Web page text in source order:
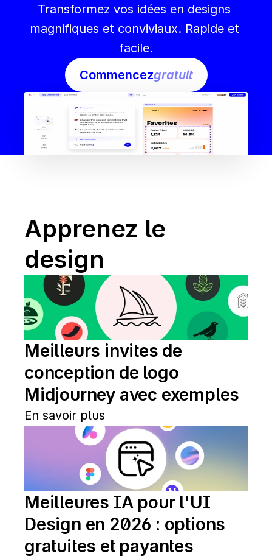
Transformez vos idées en designs
magnifiques et conviviaux. Rapide et
facile.
Commencezgratuit
Apprenez le
design
Meilleurs invites de
conception de logo
Midjourney avec exemples
En savoir plus
Meilleures IA pour l'UI
Design en 2026 : options
gratuites et payantes